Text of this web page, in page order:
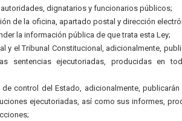
dignatarios y funcionarios públicos;
de la oficina, apartado postal y dirección
la información pública de que trata esta Ley;
y el Tribunal Constitucional, adicionalmente,
sentencias ejecutoriadas, producidas en
control del Estado, adicionalmente, publicarán
ejecutoriadas, así como sus informes,